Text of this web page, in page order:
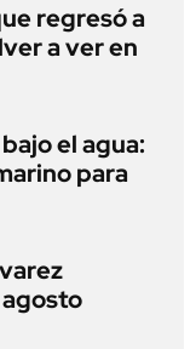
regresó a
a ver en
el agua:
para